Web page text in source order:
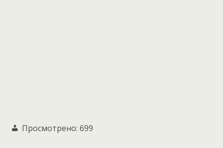
Просмотрено: 699